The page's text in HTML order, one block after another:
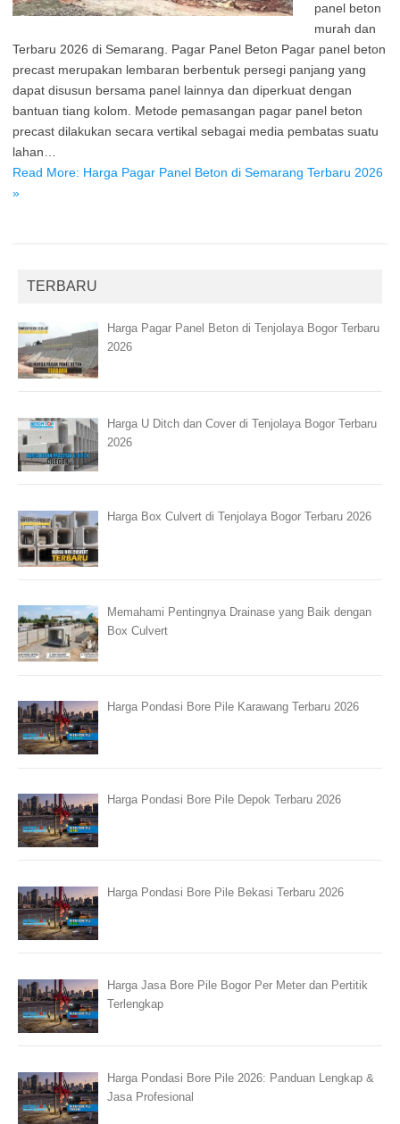
panel beton
murah dan
Terbaru 2026 di Semarang. Pagar Panel Beton Pagar panel beton
precast merupakan lembaran berbentuk persegi panjang yang
dapat disusun bersama panel lainnya dan diperkuat dengan
bantuan tiang kolom. Metode pemasangan pagar panel beton
precast dilakukan secara vertikal sebagai media pembatas suatu
lahan…
Read More: Harga Pagar Panel Beton di Semarang Terbaru 2026
»
TERBARU
Harga Pagar Panel Beton di Tenjolaya Bogor Terbaru
2026
Harga U Ditch dan Cover di Tenjolaya Bogor Terbaru
2026
Harga Box Culvert di Tenjolaya Bogor Terbaru 2026
Memahami Pentingnya Drainase yang Baik dengan
Box Culvert
Harga Pondasi Bore Pile Karawang Terbaru 2026
Harga Pondasi Bore Pile Depok Terbaru 2026
Harga Pondasi Bore Pile Bekasi Terbaru 2026
Harga Jasa Bore Pile Bogor Per Meter dan Pertitik
Terlengkap
Harga Pondasi Bore Pile 2026: Panduan Lengkap &
Jasa Profesional